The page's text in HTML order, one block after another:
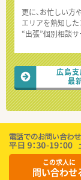
更に、お忙しい方
エリアを熟知した
“出張”個別相談サ
広島
最
この求人に
問い合わせ